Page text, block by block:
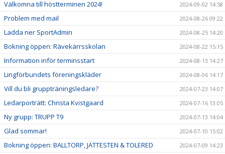
Välkomna till höstterminen 2024! 2024-09-02 14:58
Problem med mail 2024-08-26 09:22
Ladda ner SportAdmin 2024-08-25 14:20
Bokning öppen: Rävekärrsskolan 2024-08-22 15:15
Information inför terminsstart 2024-08-13 14:27
Lingförbundets föreningskläder 2024-08-06 14:17
Vill du bli gruppträningsledare? 2024-07-23 14:07
Ledarporträtt: Christa Kvistgaard 2024-07-16 13:05
Ny grupp: TRUPP T9 2024-07-13 14:04
Glad sommar! 2024-07-10 15:02
Bokning öppen: BALLTORP, JÄTTESTEN & TOLERED 2024-07-09 14:23